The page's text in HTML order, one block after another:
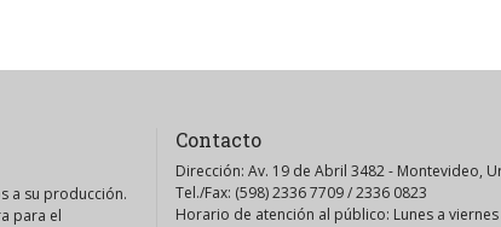
a su producción.
para el
Contacto
Dirección: Av. 19 de Abril 3482 - Montevideo,
Tel./Fax: (598) 2336 7709 / 2336 0823
Horario de atención al público: Lunes a viernes